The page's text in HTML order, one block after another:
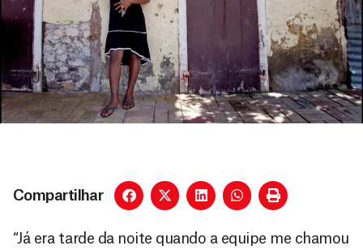
Compartilhar
“Já era tarde da noite quando a equipe me chamou